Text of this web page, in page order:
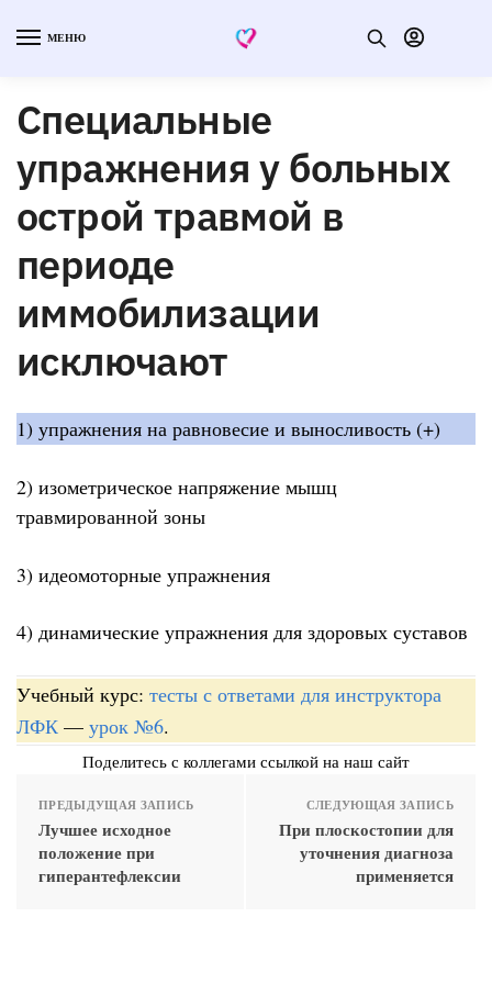
МЕНЮ
Специальные
упражнения у больных
острой травмой в
периоде
иммобилизации
исключают
1) упражнения на равновесие и выносливость (+)
2) изометрическое напряжение мышц
травмированной зоны
3) идеомоторные упражнения
4) динамические упражнения для здоровых суставов
Учебный курс: тесты с ответами для инструктора
ЛФК — урок №6.
Поделитесь с коллегами ссылкой на наш сайт
ПРЕДЫДУЩАЯ ЗАПИСЬ
Лучшее исходное
положение при
гиперантефлексии
СЛЕДУЮЩАЯ ЗАПИСЬ
При плоскостопии для
уточнения диагноза
применяется